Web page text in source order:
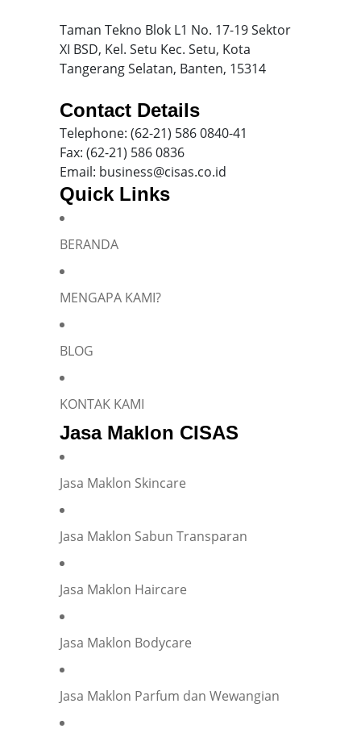
Taman Tekno Blok L1 No. 17-19 Sektor
XI BSD, Kel. Setu Kec. Setu, Kota
Tangerang Selatan, Banten, 15314
Contact Details
Telephone: (62-21) 586 0840-41
Fax: (62-21) 586 0836
Email: business@cisas.co.id
Quick Links
BERANDA
MENGAPA KAMI?
BLOG
KONTAK KAMI
Jasa Maklon CISAS
Jasa Maklon Skincare
Jasa Maklon Sabun Transparan
Jasa Maklon Haircare
Jasa Maklon Bodycare
Jasa Maklon Parfum dan Wewangian
Silakan isi informasi Anda dan chat dengan saya
*
Company representation or personal inquiry?
Company
Company Name